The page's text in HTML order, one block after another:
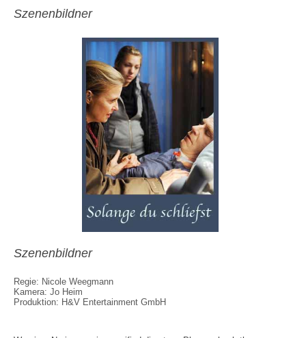
Szenenbildner
Szenenbildner
Regie: Nicole Weegmann
Kamera: Jo Heim
Produktion: H&V Entertainment GmbH